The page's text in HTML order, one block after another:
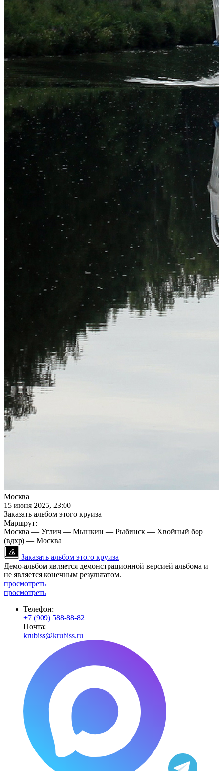
Москва
15 июня 2025, 23:00
Заказать альбом этого круиза
Маршрут:
Москва — Углич — Мышкин — Рыбинск — Хвойный бор
(вдхр) — Москва
Заказать альбом этого круиза
Демо-альбом является демонстрационной версией альбома и
не является конечным результатом.
просмотреть
просмотреть
Телефон:
+7 (909) 588-88-82
Почта:
krubiss@krubiss.ru